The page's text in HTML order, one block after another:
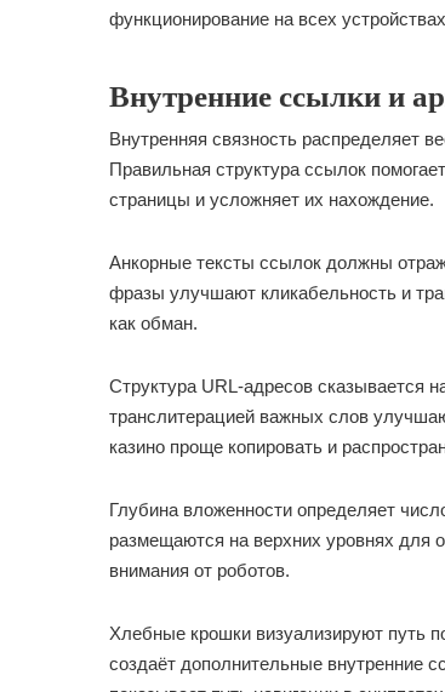
функционирование на всех
Внутренние ссылки и
Внутренняя связность распределяет
Правильная структура ссылок
страницы и усложняет их нахождение.
Анкорные тексты ссылок должны
фразы улучшают кликабельность и
как обман.
Структура URL-адресов сказывается
транслитерацией важных слов
казино проще копировать и
Глубина вложенности определяет
размещаются на верхних уровнях для
внимания от роботов.
Хлебные крошки визуализируют путь
создаёт дополнительные внутренние